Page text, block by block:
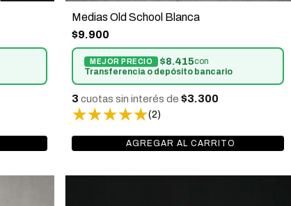
Medias Old School Blanca
(2)
$9.900
$8.415con
Transferencia o depósito bancario
3 cuotas sin interés de$3.300